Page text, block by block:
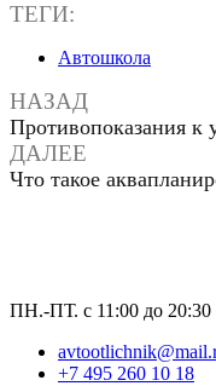
ТЕГИ:
Автошкола
НАЗАД
Противопоказания к
ДАЛЕЕ
Что такое
ПН.-ПТ. с 11:00 до 20:30
+7 495 260 10 18